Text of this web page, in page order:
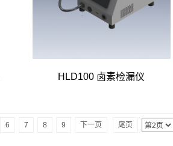
HLD100 卤素检漏仪
6 7 8 9 下一页 尾页